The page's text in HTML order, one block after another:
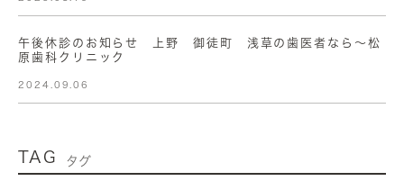
午後休診のお知らせ 上野 御徒町 浅草の歯医者なら〜松
原歯科クリニック
2024.09.06
TAG タグ